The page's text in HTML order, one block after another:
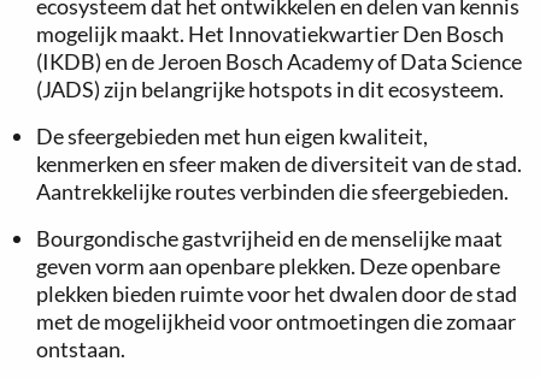
ecosysteem dat het ontwikkelen en delen van kennis
mogelijk maakt. Het Innovatiekwartier Den Bosch
(IKDB) en de Jeroen Bosch Academy of Data Science
(JADS) zijn belangrijke hotspots in dit ecosysteem.
De sfeergebieden met hun eigen kwaliteit,
kenmerken en sfeer maken de diversiteit van de stad.
Aantrekkelijke routes verbinden die sfeergebieden.
Bourgondische gastvrijheid en de menselijke maat
geven vorm aan openbare plekken. Deze openbare
plekken bieden ruimte voor het dwalen door de stad
met de mogelijkheid voor ontmoetingen die zomaar
ontstaan.